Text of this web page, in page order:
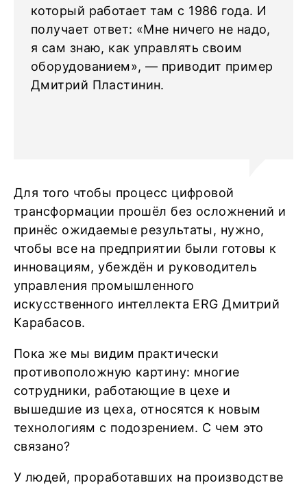
который работает там с 1986 года. И
получает ответ: «Мне ничего не надо,
я сам знаю, как управлять своим
оборудованием», — приводит пример
Дмитрий Пластинин.
Для того чтобы процесс цифровой
трансформации прошёл без осложнений и
принёс ожидаемые результаты, нужно,
чтобы все на предприятии были готовы к
инновациям, убеждён и руководитель
управления промышленного
искусственного интеллекта ERG Дмитрий
Карабасов.
Пока же мы видим практически
противоположную картину: многие
сотрудники, работающие в цехе и
вышедшие из цеха, относятся к новым
технологиям с подозрением. С чем это
связано?
У людей, проработавших на производстве